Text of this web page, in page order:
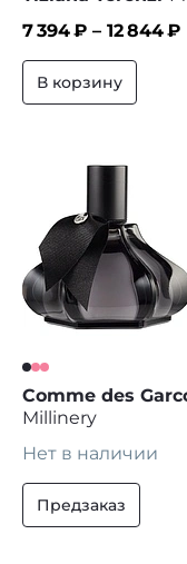
7 394₽ – 12 844₽
В корзину
Comme des
Millinery
Нет в наличии
Предзаказ